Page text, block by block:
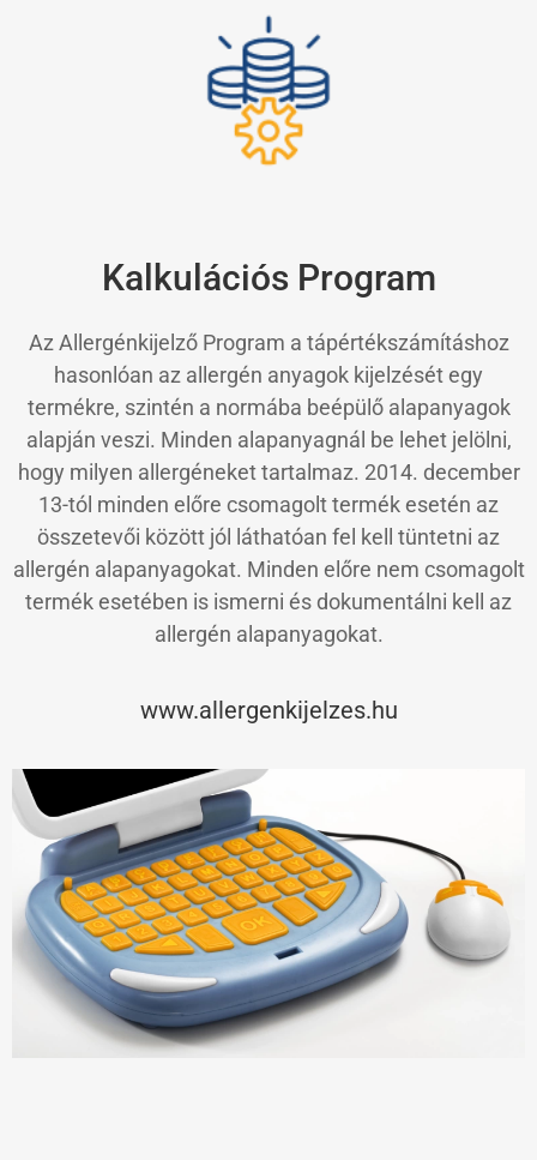
Kalkulációs Program
Az Allergénkijelző Program a tápértékszámításhoz
hasonlóan az allergén anyagok kijelzését egy
termékre, szintén a normába beépülő alapanyagok
alapján veszi. Minden alapanyagnál be lehet jelölni,
hogy milyen allergéneket tartalmaz. 2014. december
13-tól minden előre csomagolt termék esetén az
összetevői között jól láthatóan fel kell tüntetni az
allergén alapanyagokat. Minden előre nem csomagolt
termék esetében is ismerni és dokumentálni kell az
allergén alapanyagokat.
www.allergenkijelzes.hu